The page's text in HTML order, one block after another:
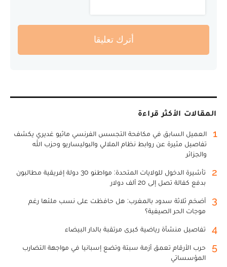
أترك تعليقا
المقالات الأكثر قراءة
1
العميل السابق في مكافحة التجسس الفرنسي ماثيو غديري يكشف
تفاصيل مثيرة عن روابط نظام الملالي والبوليساريو وحزب الله
والجزائر
2
تأشيرة الدخول للولايات المتحدة: مواطنو 30 دولة إفريقية مطالبون
بدفع كفالة تصل إلى 20 ألف دولار
3
أضخم ثلاثة سدود بالمغرب: هل حافظت على نسب ملئها رغم
موجات الحر الصيفية؟
4 تفاصيل منشأة رياضية كبرى مرتقبة بالدار البيضاء
5
حرب الأرقام تعمق أزمة سبتة وتضع إسبانيا في مواجهة التضارب
المؤسساتي